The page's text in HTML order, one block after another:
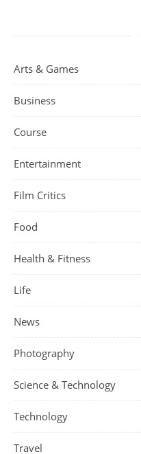
Arts & Games
Business
Course
Entertainment
Film Critics
Food
Health & Fitness
Life
News
Photography
Science & Technology
Technology
Travel